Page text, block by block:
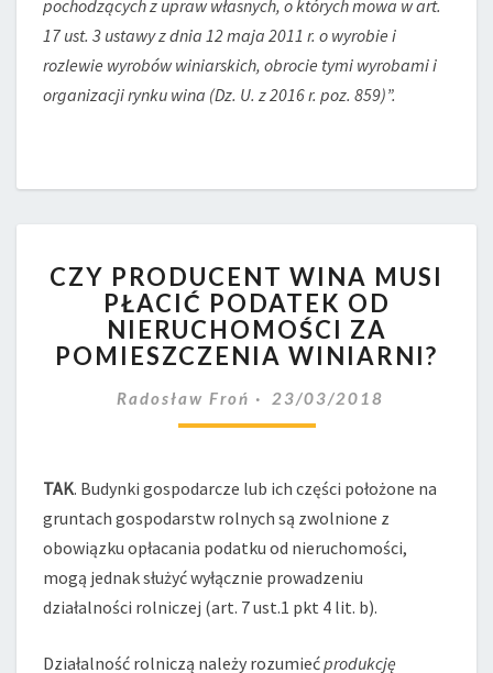
pochodzących z upraw własnych, o których mowa w art.
17 ust. 3 ustawy z dnia 12 maja 2011 r. o wyrobie i
rozlewie wyrobów winiarskich, obrocie tymi wyrobami i
organizacji rynku wina (Dz. U. z 2016 r. poz. 859)”.
PRODUCENT
WINA
MUSI
PŁACIĆ
OD
NIERUCHOMOŚCI
WINIARNI?
CZY PRODUCENT WINA MUSI
PŁACIĆ PODATEK OD
NIERUCHOMOŚCI ZA
POMIESZCZENIA WINIARNI?
Radosław Froń 23/03/2018
TAK. Budynki gospodarcze lub ich części położone na
gruntach gospodarstw rolnych są zwolnione z
obowiązku opłacania podatku od nieruchomości,
mogą jednak służyć wyłącznie prowadzeniu
działalności rolniczej (art. 7 ust.1 pkt 4 lit. b).
Działalność rolniczą należy rozumiećprodukcję